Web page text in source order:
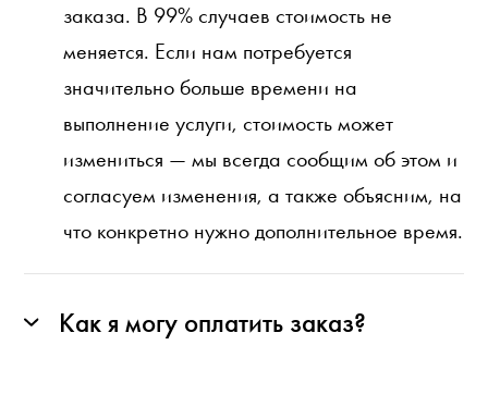
заказа. В 99% случаев стоимость не
меняется. Если нам потребуется
значительно больше времени на
выполнение услуги, стоимость может
измениться — мы всегда сообщим об этом и
согласуем изменения, а также объясним, на
что конкретно нужно дополнительное время.
Как я могу оплатить заказ?